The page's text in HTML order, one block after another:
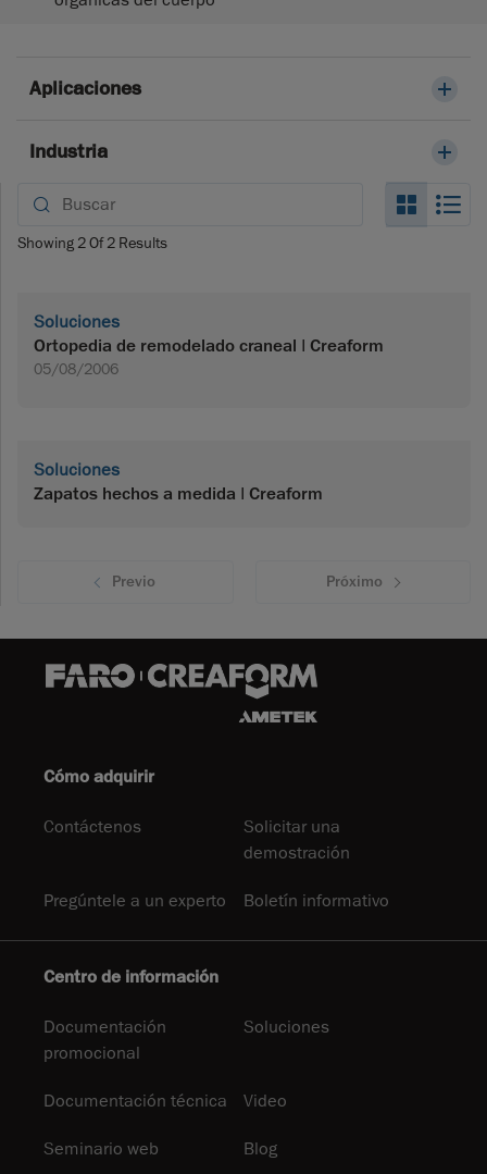
Aplicaciones
Industria
Showing 2Of2 Results
Soluciones
Ortopedia de remodelado craneal | Creaform
05/08/2006
Soluciones
Zapatos hechos a medida | Creaform
Previo Próximo
Cómo adquirir
Contáctenos
Solicitar una
demostración
Pregúntele a un experto Boletín informativo
Centro de información
Documentación
promocional
Soluciones
Documentación técnica Video
Seminario web Blog